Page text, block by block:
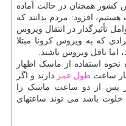
کشور همچنان در حالت آماده
افزود: مردم بدانند که
تأثیرگذار در انتقال ویروس
که به ویروس کرونا مبتلا
اما ناقل ویروس باشند.
استفاده از ماسک اظهار
ساعت طول عمر دارند و اگر
پس از دو ساعت ماسک را
باشد می توند ساعتهای